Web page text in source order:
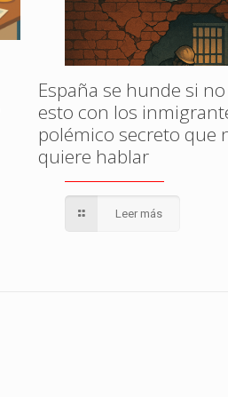
España se hunde si
esto con los
polémico secreto que
quiere hablar
Leer más